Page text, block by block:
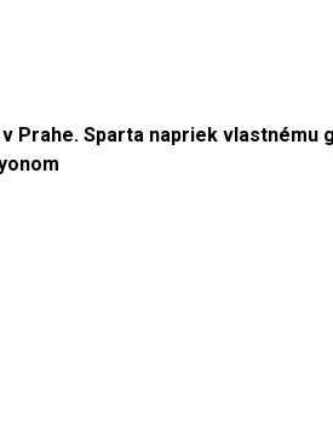
v Prahe. Sparta napriek vlastnému